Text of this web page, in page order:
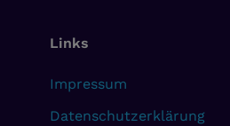
Links
Impressum
Datenschutzerklärung